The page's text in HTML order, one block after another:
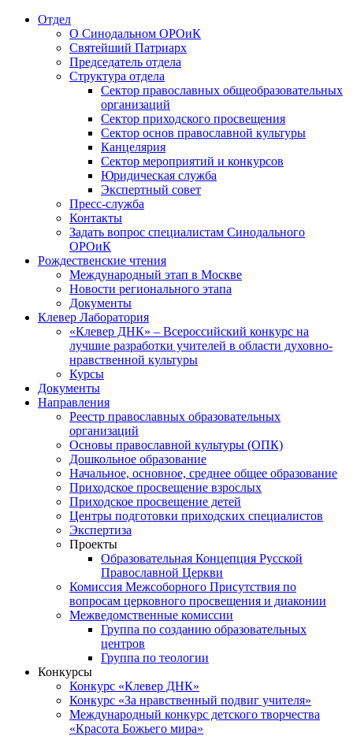
Отдел
О Синодальном ОРОиК
Святейший Патриарх
Председатель отдела
Структура отдела
Сектор православных общеобразовательных
организаций
Сектор приходского просвещения
Сектор основ православной культуры
Канцелярия
Сектор мероприятий и конкурсов
Юридическая служба
Экспертный совет
Пресс-служба
Контакты
Задать вопрос специалистам Синодального
ОРОиК
Рождественские чтения
Международный этап в Москве
Новости регионального этапа
Документы
Клевер Лаборатория
«Клевер ДНК» – Всероссийский конкурс на
лучшие разработки учителей в области духовно-
нравственной культуры
Курсы
Документы
Направления
Реестр православных образовательных
организаций
Основы православной культуры (ОПК)
Дошкольное образование
Начальное, основное, среднее общее образование
Приходское просвещение взрослых
Приходское просвещение детей
Центры подготовки приходских специалистов
Экспертиза
Проекты
Образовательная Концепция Русской
Православной Церкви
Комиссия Межсоборного Присутствия по
вопросам церковного просвещения и диаконии
Межведомственные комиссии
Группа по созданию образовательных
центров
Группа по теологии
Конкурсы
Конкурс «Клевер ДНК»
Конкурс «За нравственный подвиг учителя»
Международный конкурс детского творчества
«Красота Божьего мира»